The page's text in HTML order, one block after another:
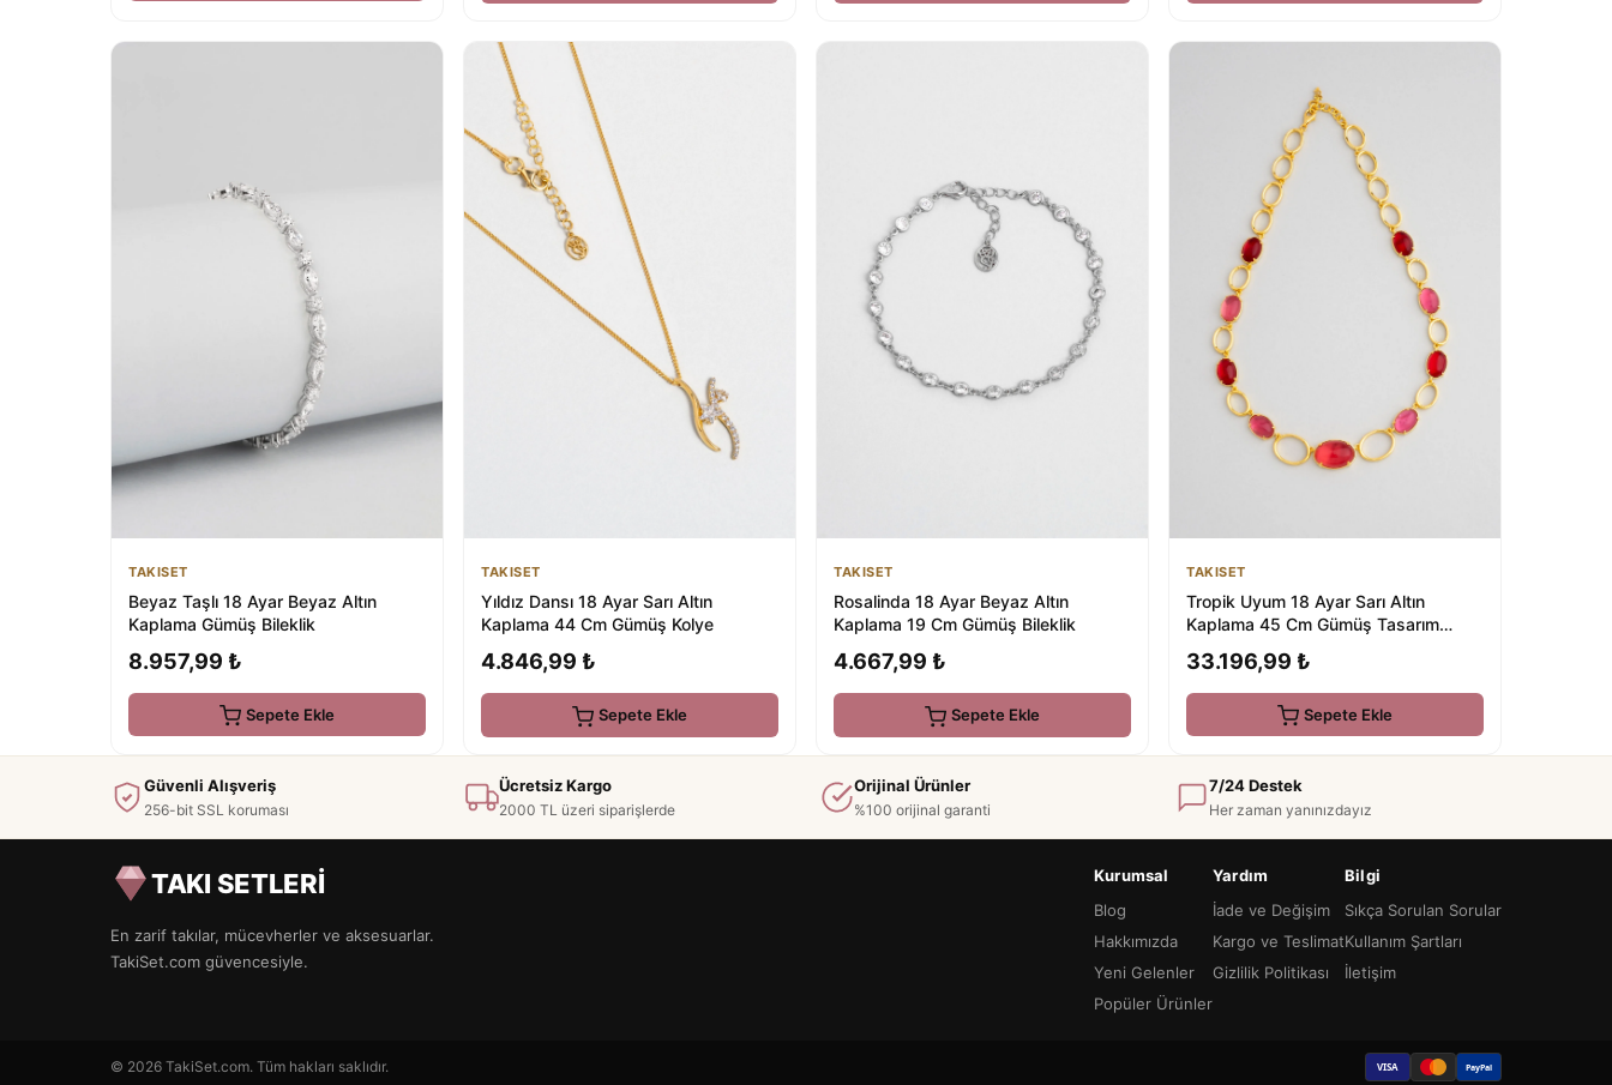
TAKISET
Beyaz Taşlı 18 Ayar Beyaz Altın
Kaplama Gümüş Bileklik
8.957,99 ₺
Sepete Ekle
TAKISET
Yıldız Dansı 18 Ayar Sarı Altın
Kaplama 44 Cm Gümüş Kolye
4.846,99 ₺
Sepete Ekle
TAKISET
Rosalinda 18 Ayar Beyaz Altın
Kaplama 19 Cm Gümüş Bileklik
4.667,99 ₺
Sepete Ekle
TAKISET
Tropik Uyum 18 Ayar Sarı Altın
Kaplama 45 Cm Gümüş Tasarım
33.196,99 ₺
Sepete Ekle
Güvenli Alışveriş
256-bit SSL koruması
Ücretsiz Kargo
2000 TL üzeri siparişlerde
Orijinal Ürünler
%100 orijinal garanti
7/24 Destek
Her zaman yanınızdayız
TAKI SETLERİ
En zarif takılar, mücevherler ve aksesuarlar.
TakiSet.com güvencesiyle.
Kurumsal
Blog
Hakkımızda
Yeni Gelenler
Popüler Ürünler
Yardım
İade ve Değişim
Kargo ve Teslimat
Gizlilik Politikası
Bilgi
Sıkça Sorulan Sorular
Kullanım Şartları
İletişim
© 2026 TakiSet.com. Tüm hakları saklıdır. VISA PayPal